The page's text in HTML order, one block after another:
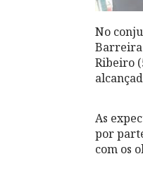
No
Barreira
Ribeiro
As
por
com os